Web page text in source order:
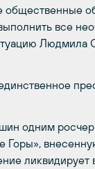
общественные
все
Людмила
одним
Горы»,
ликвидирует